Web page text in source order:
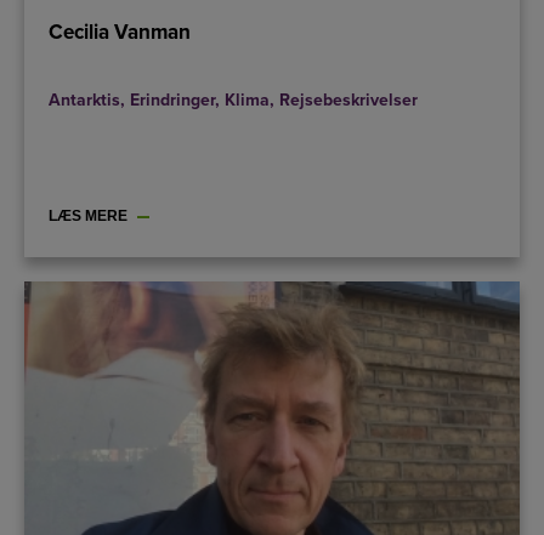
Cecilia Vanman
Antarktis, Erindringer, Klima, Rejsebeskrivelser
LÆS MERE